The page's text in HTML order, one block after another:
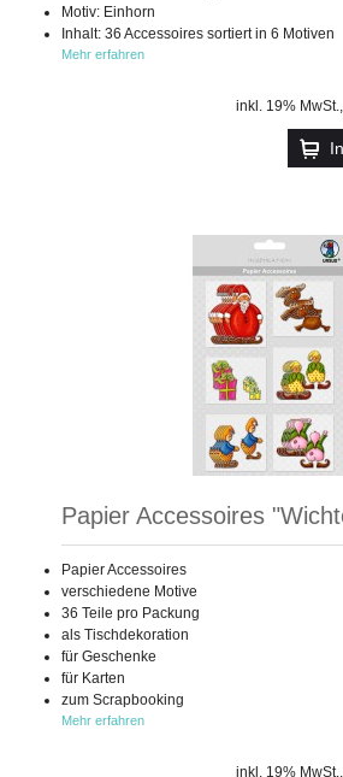
Motiv: Einhorn
Inhalt: 36 Accessoires sortiert in 6 Motiven
Mehr erfahren
inkl. 19% MwSt.
Papier Accessoires
Papier Accessoires
verschiedene Motive
36 Teile pro Packung
als Tischdekoration
für Geschenke
für Karten
zum Scrapbooking
Mehr erfahren
inkl. 19% MwSt.